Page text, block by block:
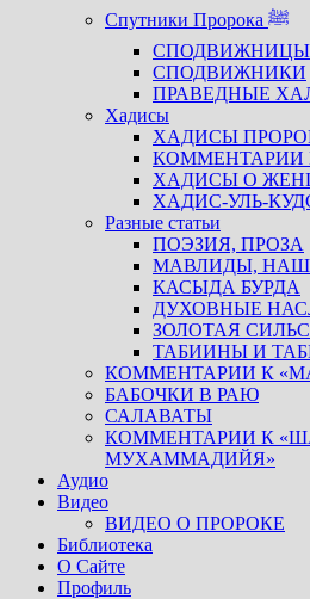
Спутники Пророка ﷺ
СПОДВИЖНИЦЫ
СПОДВИЖНИКИ
ПРАВЕДНЫЕ
Хадисы
ХАДИСЫ
КОММЕНТАРИИ
ХАДИСЫ О
ХАДИС-УЛЬ-
Разные статьи
ПОЭЗИЯ, ПРОЗА
МАВЛИДЫ,
КАСЫДА БУРДА
ДУХОВНЫЕ
ЗОЛОТАЯ
ТАБИИНЫ И
КОММЕНТАРИИ К
БАБОЧКИ В РАЮ
САЛАВАТЫ
КОММЕНТАРИИ К
МУХАММАДИЙЯ»
Аудио
Видео
ВИДЕО О ПРОРОКЕ
Библиотека
О Сайте
Профиль